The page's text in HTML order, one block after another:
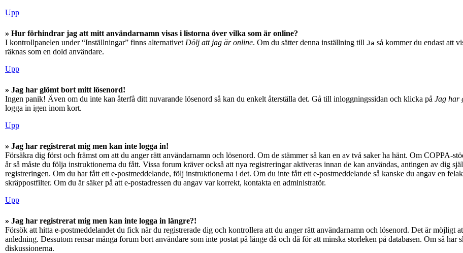
Upp
» Hur förhindrar jag att mitt användarnamn visas i listorna över vilka som är online?
I kontrollpanelen under “Inställningar” finns alternativet Dölj att jag är online. Om du sätter denna inställning till Ja så kommer du endast att
räknas som en dold användare.
Upp
» Jag har glömt bort mitt lösenord!
Ingen panik! Även om du inte kan återfå ditt nuvarande lösenord så kan du enkelt återställa det. Gå till inloggningssidan och klicka på Jag har
logga in igen inom kort.
Upp
» Jag har registrerat mig men kan inte logga in!
Försäkra dig först och främst om att du anger rätt användarnamn och lösenord. Om de stämmer så kan en av två saker ha hänt. Om COPPA-
år så måste du följa instruktionerna du fått. Vissa forum kräver också att nya registreringar aktiveras innan de kan användas, antingen av dig
registreringen. Om du har fått ett e-postmeddelande, följ instruktionerna i det. Om du inte fått ett e-postmeddelande så kanske du angav en
skräppostfilter. Om du är säker på att e-postadressen du angav var korrekt, kontakta en administratör.
Upp
» Jag har registrerat mig men kan inte logga in längre?!
Försök att hitta e-postmeddelandet du fick när du registrerade dig och kontrollera att du anger rätt användarnamn och lösenord. Det är möjligt
anledning. Dessutom rensar många forum bort användare som inte postat på länge då och då för att minska storleken på databasen. Om så
diskussionerna.